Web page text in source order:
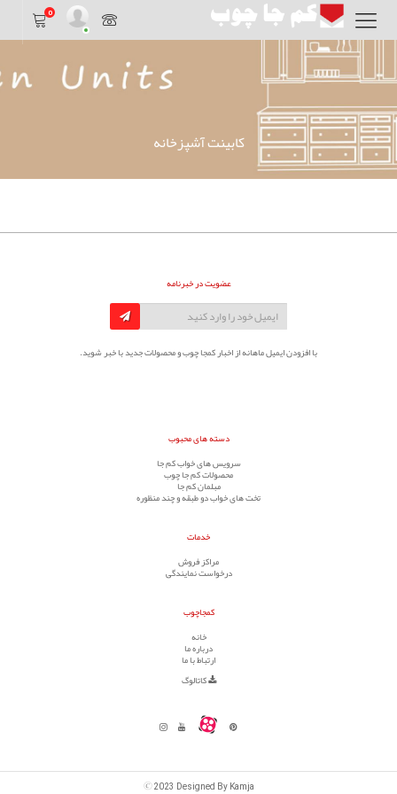
0
کابینت آشپزخانه
عضویت در خبرنامه
با افزودن ایمیل ماهانه از اخبار کمجا چوب و محصولات جدید با خبر شوید.
دسته های محبوب
سرویس های خواب کم جا
محصولات کم جا چوب
مبلمان کم جا
تخت های خواب دو طبقه و چند منظوره
خدمات
مراکز فروش
درخواست نمایندگی
کمجاچوب
خانه
درباره ما
ارتباط با ما
کاتالوگ
©2023 Designed By Kamja